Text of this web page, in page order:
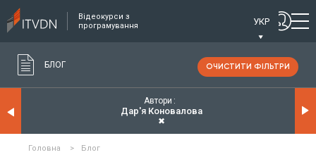
Відеокурси з
програмування
УКР
БЛОГ ОЧИСТИТИ ФІЛЬТРИ
Автори
Дар'я Коновалова
✖
Головна > Блог